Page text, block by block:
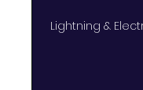
Lightning &